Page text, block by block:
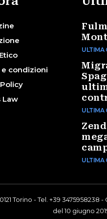
condizioni
Law
ULTIMA
ULTIMA
ULTIMA
Torino - Tel. +39
del 10 giugno